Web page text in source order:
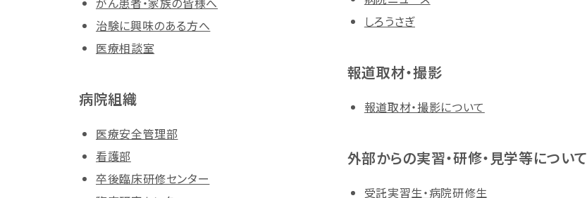
治験に興味のある方へ
医療相談室
病院組織
医療安全管理部
看護部
卒後臨床研修センター
しろうさぎ
報道取材・撮影
報道取材・撮影について
外部からの実習・研修・見学等について
受託実習生・病院研修生